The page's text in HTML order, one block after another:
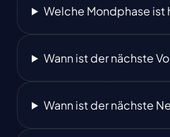
Welche Mondphase ist
Wann ist der nächste
Wann ist der nächste